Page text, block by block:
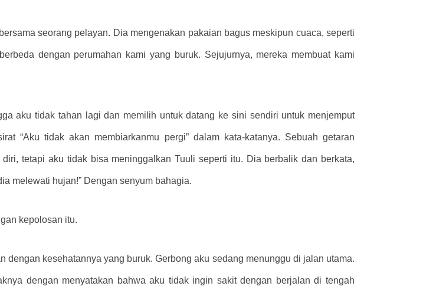
seorang pelayan. Dia mengenakan pakaian bagus meskipun cuaca, seperti
dengan perumahan kami yang buruk. Sejujurnya, mereka membuat kami
aku tidak tahan lagi dan memilih untuk datang ke sini sendiri untuk menjemput
“Aku tidak akan membiarkanmu pergi” dalam kata-katanya. Sebuah getaran
tetapi aku tidak bisa meninggalkan Tuuli seperti itu. Dia berbalik dan berkata,
melewati hujan!” Dengan senyum bahagia.
kepolosan itu.
dengan kesehatannya yang buruk. Gerbong aku sedang menunggu di jalan utama.
dengan menyatakan bahwa aku tidak ingin sakit dengan berjalan di tengah